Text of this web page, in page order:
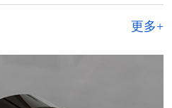
更多+